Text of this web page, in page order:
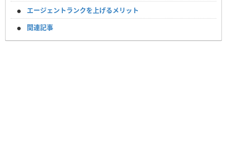
エージェントランクを上げるメリット
関連記事